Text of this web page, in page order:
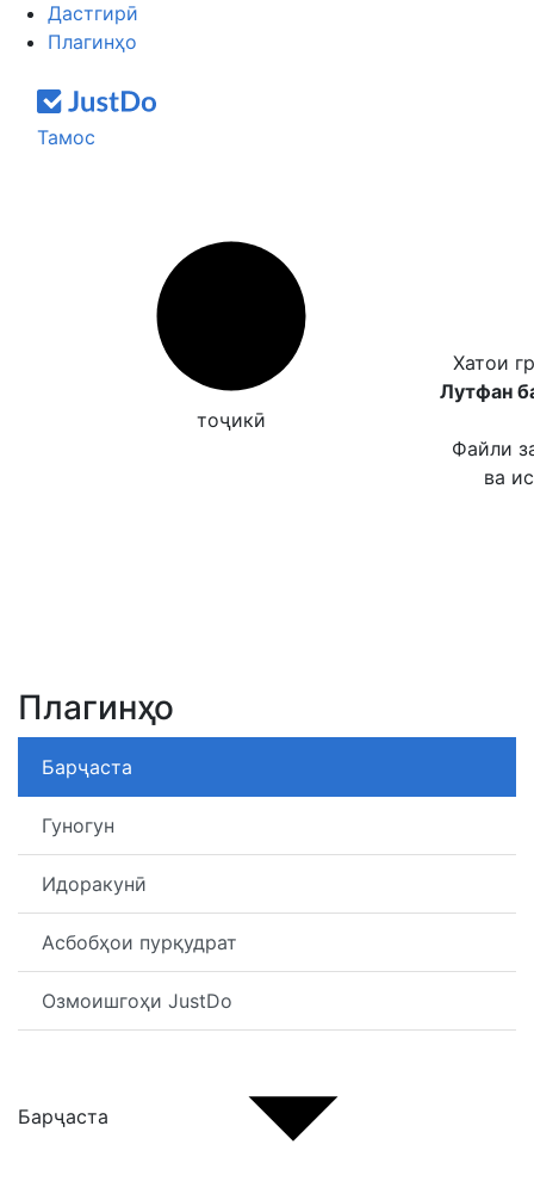
Дастгирӣ
Плагинҳо
Тамос
тоҷикӣ
Хатои
Лутфан
Файли
ва
Плагинҳо
Барҷаста
Гуногун
Идоракунӣ
Асбобҳои пурқудрат
Озмоишгоҳи JustDo
Барҷаста